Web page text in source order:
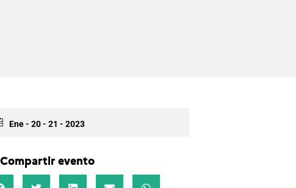
Ene - 20 - 21 - 2023
Compartir evento